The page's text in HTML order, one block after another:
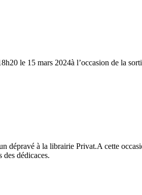
le 15 mars 2024à l’occasion de la
à la librairie Privat.A cette
des dédicaces.